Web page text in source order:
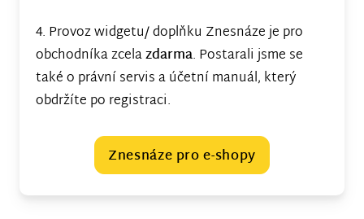
4. Provoz widgetu/ doplňku Znesnáze je pro
obchodníka zcelazdarma. Postarali jsme se
také o právní servis a účetní manuál, který
obdržíte po registraci.
Znesnáze pro e-shopy